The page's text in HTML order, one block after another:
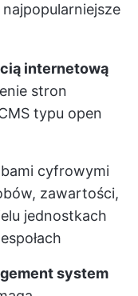
internetową
stron
typu open
cyfrowymi
zawartości,
jednostkach
system